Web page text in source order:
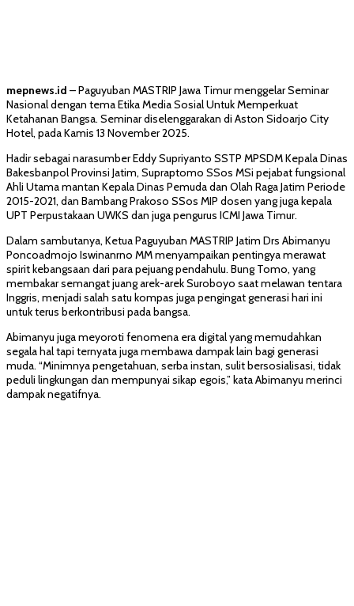
mepnews.id – Paguyuban MASTRIP Jawa Timur menggelar Seminar
Nasional dengan tema Etika Media Sosial Untuk Memperkuat
Ketahanan Bangsa. Seminar diselenggarakan di Aston Sidoarjo City
Hotel, pada Kamis 13 November 2025.
Hadir sebagai narasumber Eddy Supriyanto SSTP MPSDM Kepala Dinas
Bakesbanpol Provinsi Jatim, Supraptomo SSos MSi pejabat fungsional
Ahli Utama mantan Kepala Dinas Pemuda dan Olah Raga Jatim Periode
2015-2021, dan Bambang Prakoso SSos MIP dosen yang juga kepala
UPT Perpustakaan UWKS dan juga pengurus ICMI Jawa Timur.
Dalam sambutanya, Ketua Paguyuban MASTRIP Jatim Drs Abimanyu
Poncoadmojo Iswinanrno MM menyampaikan pentingya merawat
spirit kebangsaan dari para pejuang pendahulu. Bung Tomo, yang
membakar semangat juang arek-arek Suroboyo saat melawan tentara
Inggris, menjadi salah satu kompas juga pengingat generasi hari ini
untuk terus berkontribusi pada bangsa.
Abimanyu juga meyoroti fenomena era digital yang memudahkan
segala hal tapi ternyata juga membawa dampak lain bagi generasi
muda. “Minimnya pengetahuan, serba instan, sulit bersosialisasi, tidak
peduli lingkungan dan mempunyai sikap egois,” kata Abimanyu merinci
dampak negatifnya.